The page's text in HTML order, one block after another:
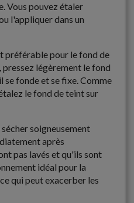
Vous pouvez étaler
l'appliquer dans un
préférable pour le fond de
légèrement le fond
se fonde et se fixe. Comme
le fond de teint sur
soigneusement
après
pas lavés et qu'ils sont
idéal pour la
qui peut exacerber les